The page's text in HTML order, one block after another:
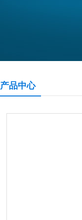
产品中心